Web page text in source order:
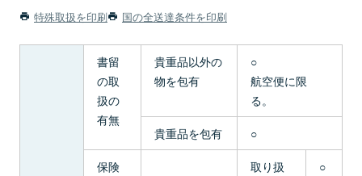
特殊取扱を印刷 国の全送達条件を印刷
書留
の取
扱の
有無
貴重品以外の
物を包有
○
航空便に限
る。
貴重品を包有
○
保険
取り扱
○